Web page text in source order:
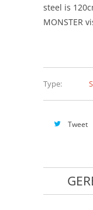
steel is
MONSTER
Type:
Tweet